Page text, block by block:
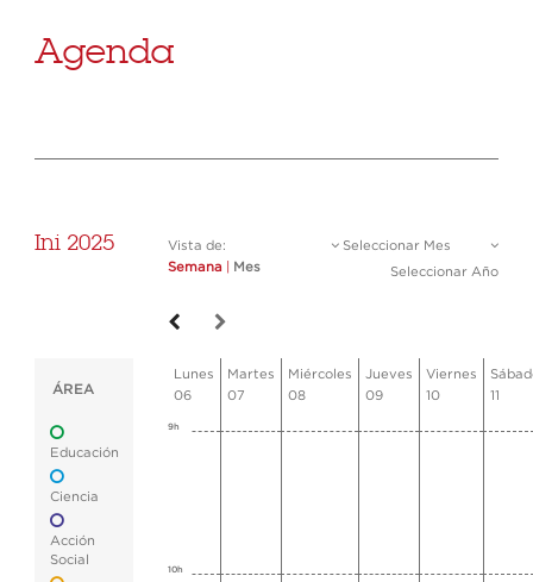
Agenda
Ini 2025
Vista de:
Semana
Mes
Seleccionar Mes
Seleccionar Año
ÁREA
Educación
Ciencia
Acción
Social
Lunes
06
Martes
07
Miércoles
08
Jueves
09
Viernes
10
11
9h
10h